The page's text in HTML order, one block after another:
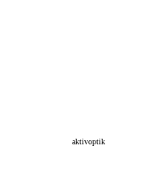
aktivoptik